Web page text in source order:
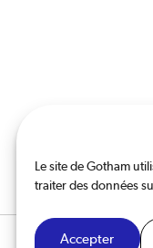
Le site de Gotham
traiter des données
Accepter
Options